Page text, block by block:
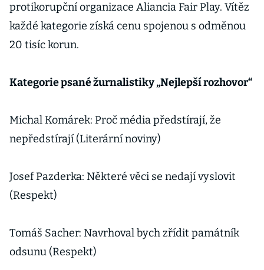
protikorupční organizace Aliancia Fair Play. Vítěz
každé kategorie získá cenu spojenou s odměnou
20 tisíc korun.
Kategorie psané žurnalistiky „Nejlepší rozhovor“
Michal Komárek: Proč média předstírají, že
nepředstírají (Literární noviny)
Josef Pazderka: Některé věci se nedají vyslovit
(Respekt)
Tomáš Sacher: Navrhoval bych zřídit památník
odsunu (Respekt)